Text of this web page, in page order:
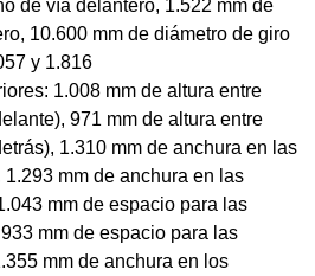
de vía delantero, 1.522 mm de
10.600 mm de diámetro de giro
y 1.816
1.008 mm de altura entre
971 mm de altura entre
1.310 mm de anchura en las
mm de anchura en las
mm de espacio para las
mm de espacio para las
mm de anchura en los